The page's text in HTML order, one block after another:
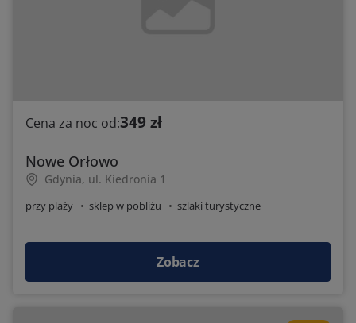
Cena za noc od:349 zł
Nowe Orłowo
Gdynia, ul. Kiedronia 1
przy plaży sklep w pobliżu szlaki turystyczne
Zobacz